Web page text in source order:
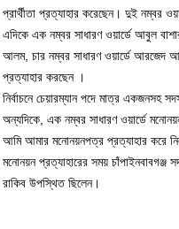
প্রার্থীতা প্রত্যাহার করেছেন। দুই নম্বর
এদিকে এক নম্বর সাধারণ ওয়ার্ডে আবুল
আলম, চার নম্বর সাধারণ ওয়ার্ডে আরজেদ
প্রত্যাহার করছেন ।
নির্বাচনে চেয়ারম্যান পদে মাত্র একজনসহ
অন্যদিকে, এক নম্বর সাধারণ ওয়ার্ডে
আমি আমার মনোনয়নপত্র প্রত্যাহার করে
মনোনয়ন প্রত্যাহারের সময়
রাকিব উপস্থিত ছিলেন।